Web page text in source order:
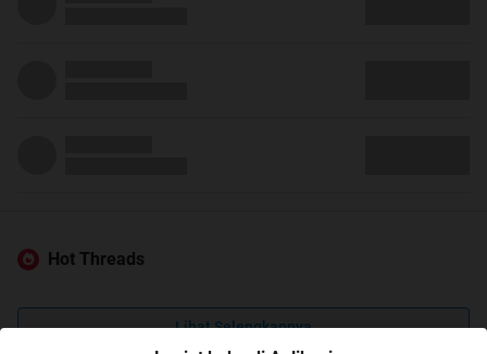
Hot Threads
Lihat Selengkapnya